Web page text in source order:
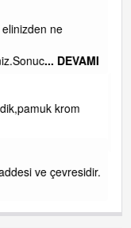
kenarına giden yola
zamanında tüm
başladı biz halk
ağacum yaz